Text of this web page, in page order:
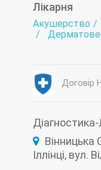
Лікарня
Акушерство
Інтенсивна
Терапія
Фізіотерапія
Хірургія
Договір
Діагностика-
Вінницька
Іллінці, вул.